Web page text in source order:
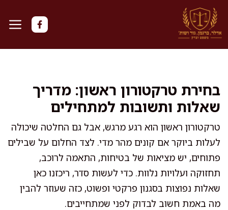
לדלג
לתוכן
בחירת טרקטורון ראשון: מדריך
שאלות ותשובות למתחילים
טרקטורון ראשון הוא רגע מרגש, אבל גם החלטה שיכולה
לעלות ביוקר אם קונים מהר מדי. לצד החלום על שבילים
פתוחים, יש מציאות של בטיחות, התאמה לרוכב,
תחזוקה ועלויות נלוות. כדי לעשות סדר, ריכזנו כאן
שאלות נפוצות בסגנון פרקטי ופשוט, כזה שעוזר להבין
מה באמת חשוב לבדוק לפני שמתחייבים.